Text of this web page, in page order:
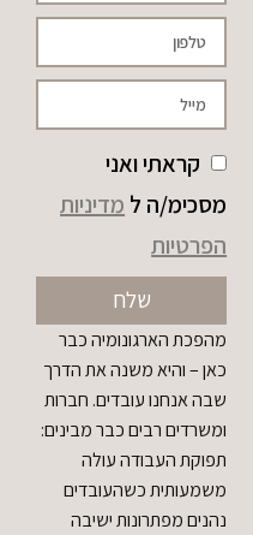
קראתי ואני
מסכימ/ה ל מדיניות
הפרטיות
שלח
מהפכת הארגונומיה כבר
כאן – והיא משנה את הדרך
שבה אנחנו עובדים. חברות
ומשרדים רבים כבר מבינים:
תפוקת העבודה עולה
משמעותית כשהעובדים
נהנים מפתרונות ישיבה